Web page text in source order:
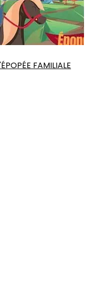
FAMILIALE